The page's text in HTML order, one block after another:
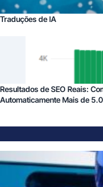
Traduções de IA
Resultados de SEO Reais:
Automaticamente Mais de